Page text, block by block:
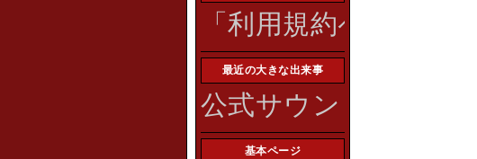
「利用規約ページ」
最近の大きな出来事
公式サウンドトラッ
基本ページ